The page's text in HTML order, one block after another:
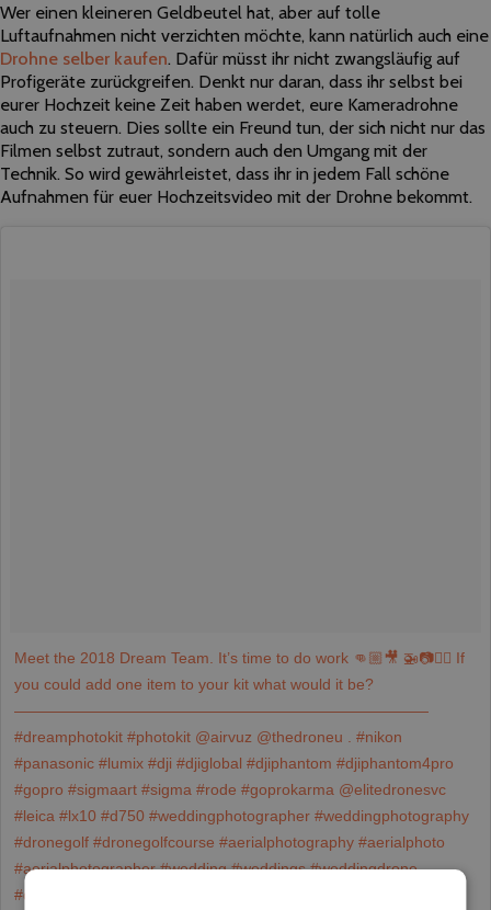
Wer einen kleineren Geldbeutel hat, aber auf tolle
Luftaufnahmen nicht verzichten möchte, kann natürlich auch eine
Drohne selber kaufen. Dafür müsst ihr nicht zwangsläufig auf
Profigeräte zurückgreifen. Denkt nur daran, dass ihr selbst bei
eurer Hochzeit keine Zeit haben werdet, eure Kameradrohne
auch zu steuern. Dies sollte ein Freund tun, der sich nicht nur das
Filmen selbst zutraut, sondern auch den Umgang mit der
Technik. So wird gewährleistet, dass ihr in jedem Fall schöne
Aufnahmen für euer Hochzeitsvideo mit der Drohne bekommt.
Meet the 2018 Dream Team. It’s time to do work 👊🏼🎥 🚁📷👨‍✈️ If
you could add one item to your kit what would it be?
———————————————————————————
#dreamphotokit #photokit @airvuz @thedroneu . #nikon
#panasonic #lumix #dji #djiglobal #djiphantom #djiphantom4pro
#gopro #sigmaart #sigma #rode #goprokarma @elitedronesvc
#leica #lx10 #d750 #weddingphotographer #weddingphotography
#dronegolf #dronegolfcourse #aerialphotography #aerialphoto
#aerialphotographer #wedding #weddings #weddingdrone
#dronewedding #droneweddings #thedroneu